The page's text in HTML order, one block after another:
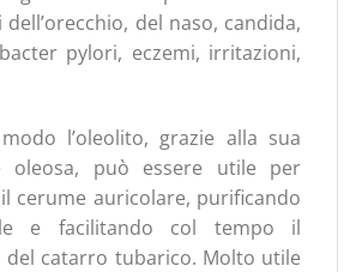
del naso, candida,
pylori, eczemi, irritazioni,
l’oleolito, grazie alla sua
oleosa, può essere utile per
cerume auricolare, purificando
e facilitando col tempo il
del catarro tubarico. Molto utile